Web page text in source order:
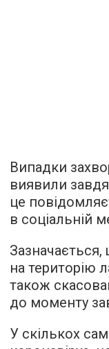
Випадки
виявили
це
в соціальній
на територію
також
до моменту
У скількох